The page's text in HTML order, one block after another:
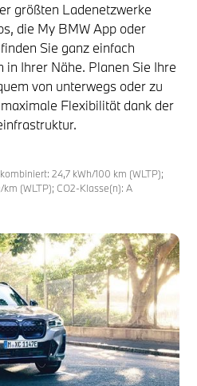
größten Ladenetzwerke
die My BMW App oder
Sie ganz einfach
Ihrer Nähe. Planen Sie Ihre
von unterwegs oder zu
Flexibilität dank der
24,7 kWh/100 km (WLTP);
(WLTP); CO2-Klasse(n): A